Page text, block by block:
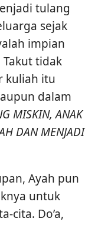
tulang
sejak
impian
tidak
kuliah itu
dalam
MISKIN, ANAK
DAN MENJADI
Ayah pun
untuk
cita. Do’a,